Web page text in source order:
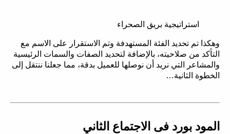
استراتيجية بريق الصحراء
وهكذا تم تحديد الفئة المستهدفة وتم الاستقرار على الاسم مع
التأكد من صلاحيته، بالإضافة لتحديد الصفات والسمات الرئيسية
والمشاعر التي نريد أن نوصلها للعميل بدقة، مما جعلنا ننتقل إلى
الخطوة الثانية…
المود بورد فى الاجتماع الثاني